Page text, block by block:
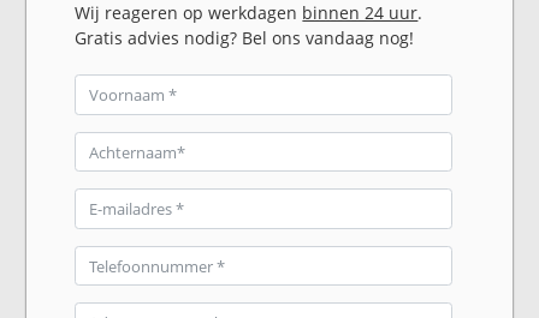
Wij reageren op werkdagen binnen 24 uur.
Gratis advies nodig? Bel ons vandaag nog!